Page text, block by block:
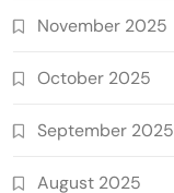
November 2025
October 2025
September 2025
August 2025